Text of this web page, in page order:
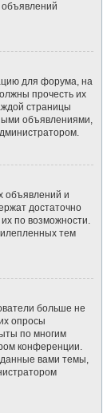
для форума, на
прочесть их
страницы
объявлениями,
объявлений и
достаточно
по возможности.
тем
больше не
опросы
по многим
конференции.
вами темы,